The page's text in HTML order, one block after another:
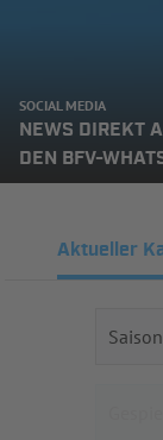
SOCIAL MEDIA
NEWS DIREKT
DEN BFV-
Aktueller